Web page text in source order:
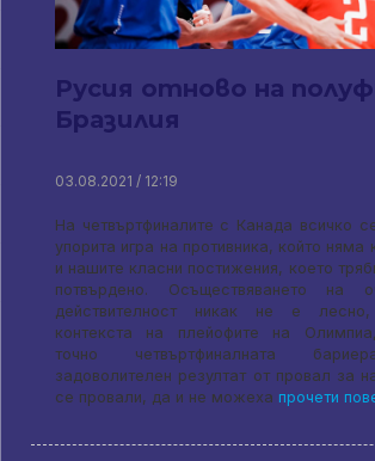
Русия отново на
Бразилия
03.08.2021 / 12:19
На четвъртфиналите с Канада всичко
упорита игра на противника, който няма
и нашите класни постижения, което
потвърдено. Осъществяването на
действителност никак не е
контекста на плейофите на
точно четвъртфиналната
задоволителен резултат от провал за
се провали, да и не можеха прочети